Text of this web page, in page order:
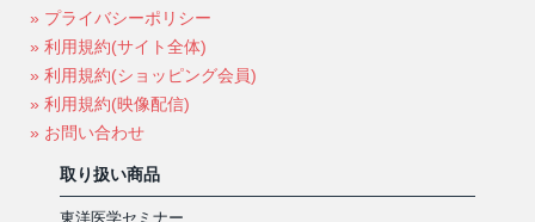
» プライバシーポリシー
» 利用規約(サイト全体)
» 利用規約(ショッピング会員)
» 利用規約(映像配信)
» お問い合わせ
取り扱い商品
東洋医学セミナー